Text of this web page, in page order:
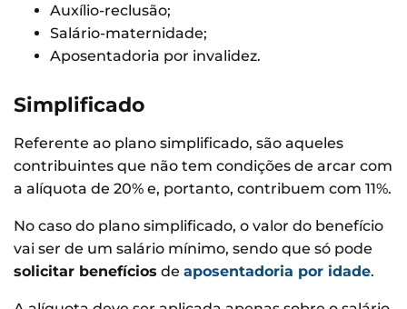
Auxílio-reclusão;
Salário-maternidade;
Aposentadoria por invalidez.
Simplificado
Referente ao plano simplificado, são aqueles
contribuintes que não tem condições de arcar com
a alíquota de 20% e, portanto, contribuem com 11%.
No caso do plano simplificado, o valor do benefício
vai ser de um salário mínimo, sendo que só pode
solicitar benefícios de aposentadoria por idade.